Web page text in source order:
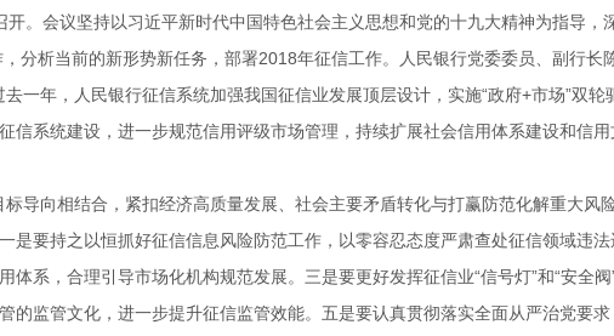
。会议坚持以习近平新时代中国特色社会主义思想和党的十九大精神为指导
分析当前的新形势新任务，部署2018年征信工作。人民银行党委委员、副行长
一年，人民银行征信系统加强我国征信业发展顶层设计，实施“政府+市场”双轮
信系统建设，进一步规范信用评级市场管理，持续扩展社会信用体系建设和信
导向相结合，紧扣经济高质量发展、社会主要矛盾转化与打赢防范化解重大风
是要持之以恒抓好征信信息风险防范工作，以零容忍态度严肃查处征信领域违
系，合理引导市场化机构规范发展。三是要更好发挥征信业“信号灯”和“安全
的监管文化，进一步提升征信监管效能。五是要认真贯彻落实全面从严治党要